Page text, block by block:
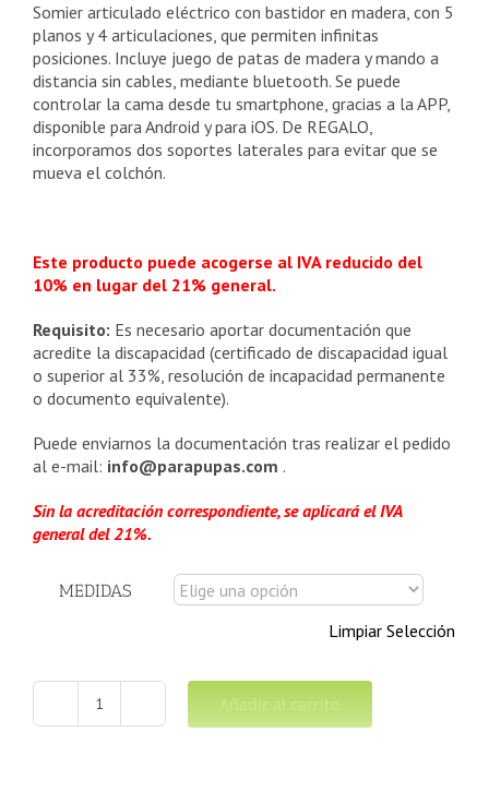
Somier articulado eléctrico con bastidor en madera, con 5
planos y 4 articulaciones, que permiten infinitas
posiciones. Incluye juego de patas de madera y mando a
distancia sin cables, mediante bluetooth. Se puede
controlar la cama desde tu smartphone, gracias a la APP,
disponible para Android y para iOS. De REGALO,
incorporamos dos soportes laterales para evitar que se
mueva el colchón.
Este producto puede acogerse al IVA reducido del
10% en lugar del 21% general.
Requisito: Es necesario aportar documentación que
acredite la discapacidad (certificado de discapacidad igual
o superior al 33%, resolución de incapacidad permanente
o documento equivalente).
Puede enviarnos la documentación tras realizar el pedido
al e-mail: info@parapupas.com .
Sin la acreditación correspondiente, se aplicará el IVA
general del 21%.
MEDIDAS
Limpiar Selección
CAMA
Añadir al carrito